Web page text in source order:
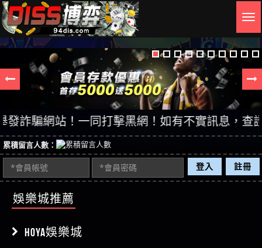
網站！一同打擊黑網！如有不實訊息，查證後立
累積留言人數：
登入 註冊
娛樂城推薦
HOYA娛樂城